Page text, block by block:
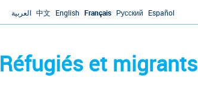
العربية 中文 English Français Русский Español
Réfugiés et migrants